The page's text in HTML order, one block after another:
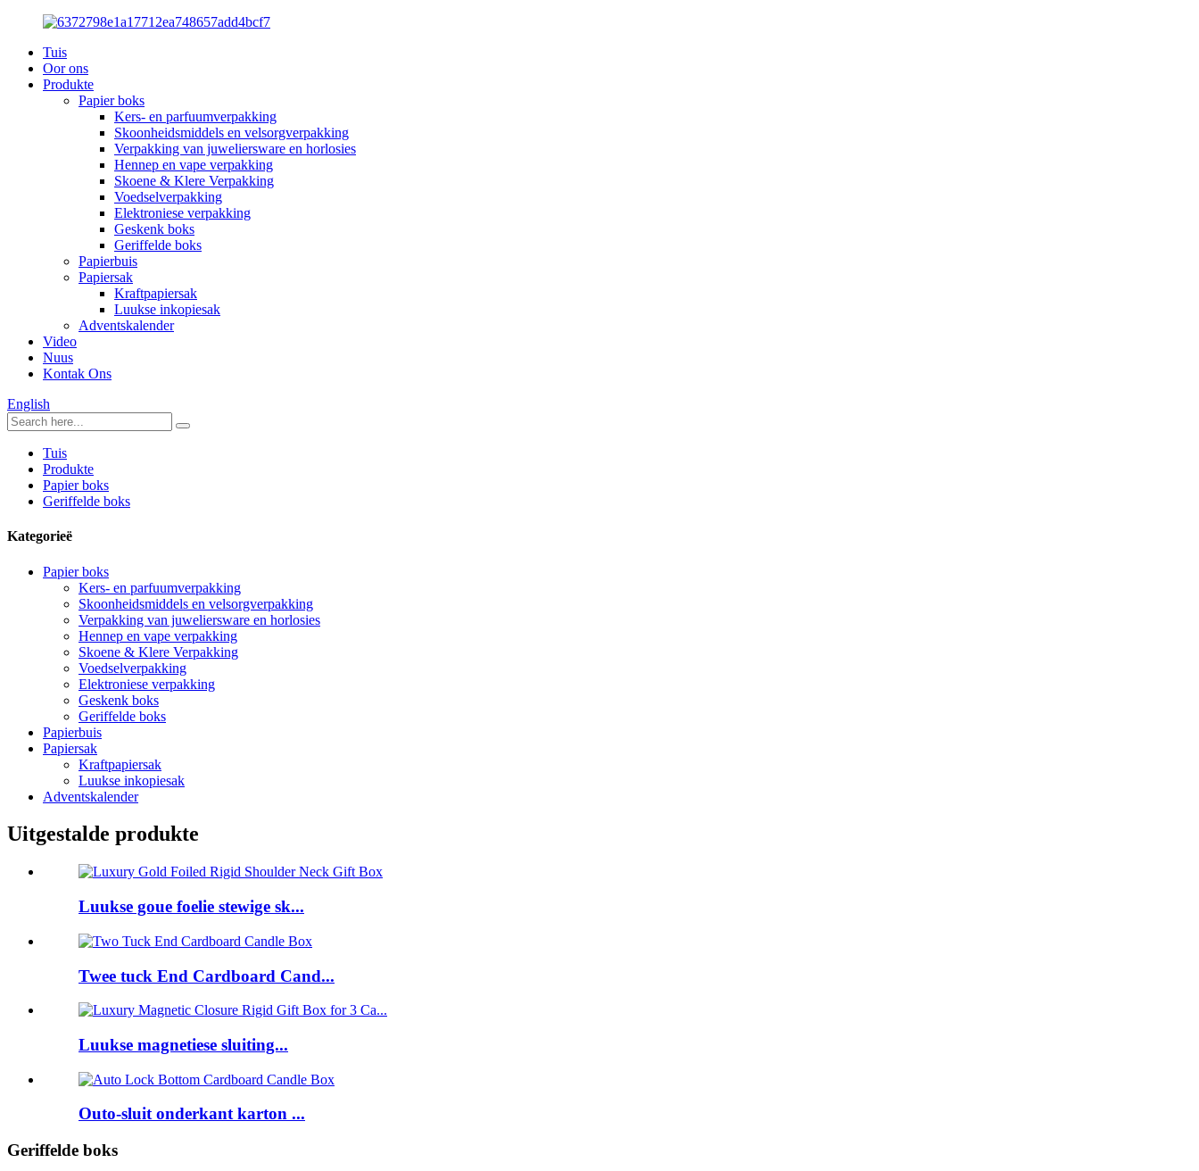
Tuis
Oor ons
Produkte
Papier boks
Kers- en parfuumverpakking
Skoonheidsmiddels en velsorgverpakking
Verpakking van juweliersware en horlosies
Hennep en vape verpakking
Skoene & Klere Verpakking
Voedselverpakking
Elektroniese verpakking
Geskenk boks
Geriffelde boks
Papierbuis
Papiersak
Kraftpapiersak
Luukse inkopiesak
Adventskalender
Video
Nuus
Kontak Ons
English
Tuis
Produkte
Papier boks
Geriffelde boks
Kategorieë
Papier boks
Kers- en parfuumverpakking
Skoonheidsmiddels en velsorgverpakking
Verpakking van juweliersware en horlosies
Hennep en vape verpakking
Skoene & Klere Verpakking
Voedselverpakking
Elektroniese verpakking
Geskenk boks
Geriffelde boks
Papierbuis
Papiersak
Kraftpapiersak
Luukse inkopiesak
Adventskalender
Uitgestalde produkte
Luukse goue foelie stewige sk...
Twee tuck End Cardboard Cand...
Luukse magnetiese sluiting...
Outo-sluit onderkant karton ...
Geriffelde boks